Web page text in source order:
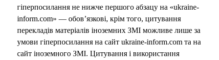
гіперпосилання не нижче першого абзацу на «ukraine-
inform.com» — обов’язкові, крім того, цитування
перекладів матеріалів іноземних ЗМІ можливе лише за
умови гіперпосилання на сайт ukraine-inform.com та на
сайт іноземного ЗМІ. Цитування і використання